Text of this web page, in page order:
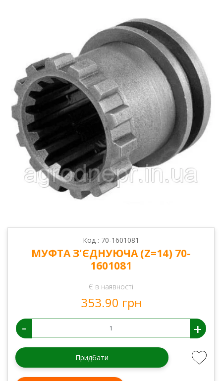
Код : 70-1601081
МУФТА З'ЄДНУЮЧА (Z=14) 70-
1601081
Є в наявності
353.90 грн
- +
Придбати